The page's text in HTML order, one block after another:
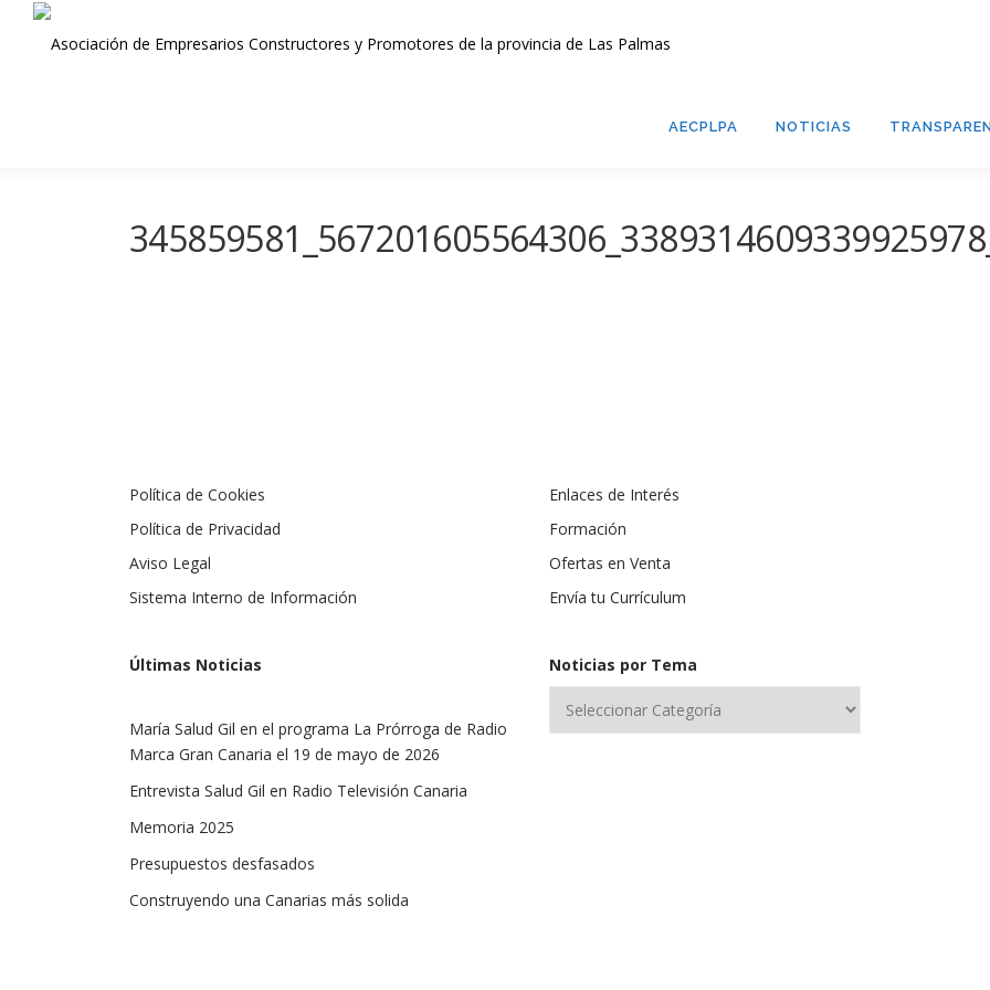
Saltar
AECPLPA NOTICIAS
Política de Cookies
Política de Privacidad
Aviso Legal
Sistema Interno de Información
Últimas Noticias
María Salud Gil en el programa La Prórroga de Radio
Marca Gran Canaria el 19 de mayo de 2026
Entrevista Salud Gil en Radio Televisión Canaria
Memoria 2025
Presupuestos desfasados
Construyendo una Canarias más solida
Enlaces de Interés
Formación
Ofertas en Venta
Envía tu Currículum
Noticias por Tema